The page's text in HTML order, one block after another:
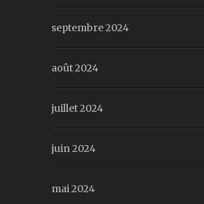
septembre 2024
août 2024
juillet 2024
juin 2024
mai 2024